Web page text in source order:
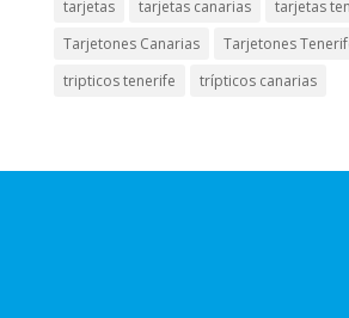
tarjetas tarjetas canarias
tarjetas
Tarjetones Canarias
Tarjetones
tripticos tenerife
trípticos canarias